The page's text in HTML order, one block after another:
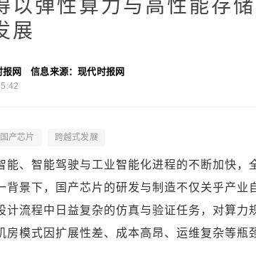
展
网 信息来源：现代时报网
国产芯片 跨越式发展
能、智能驾驶与工业智能化进程的不断加快
背景下，国产芯片的研发与制造不仅关乎产
计流程中日益复杂的仿真与验证任务，对算力
房模式因扩展性差、成本高昂、运维复杂等瓶